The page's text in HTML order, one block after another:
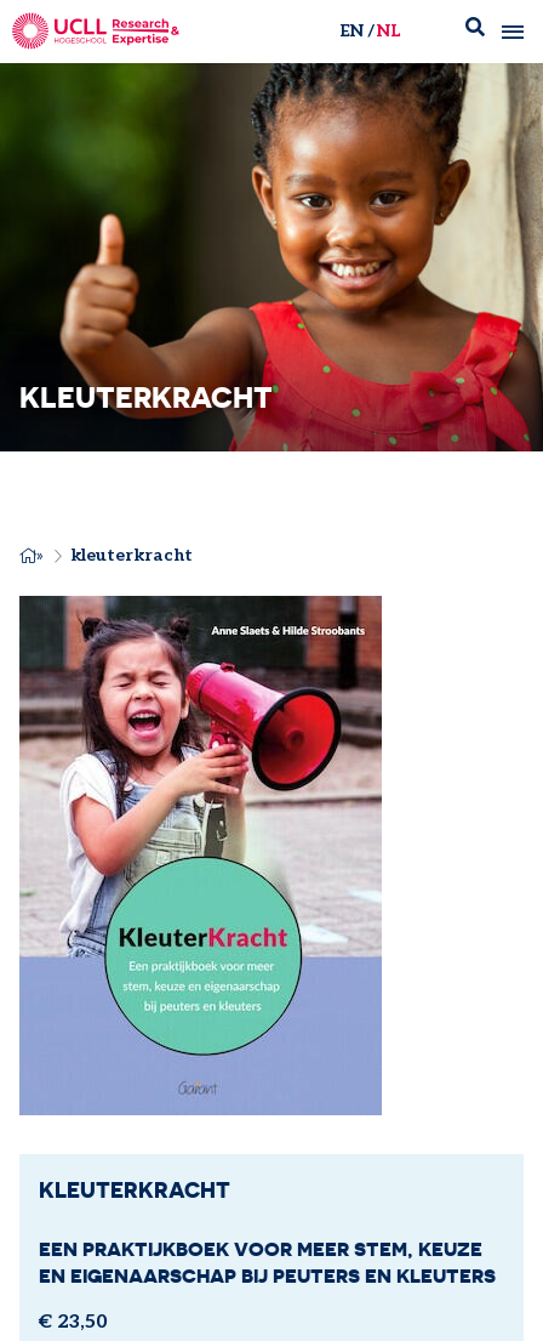
EN NL
KLEUTERKRACHT
KRUIMELPAD
kleuterkracht
KLEUTERKRACHT
EEN PRAKTIJKBOEK VOOR MEER STEM, KEUZE
EN EIGENAARSCHAP BIJ PEUTERS EN KLEUTERS
€ 23,50